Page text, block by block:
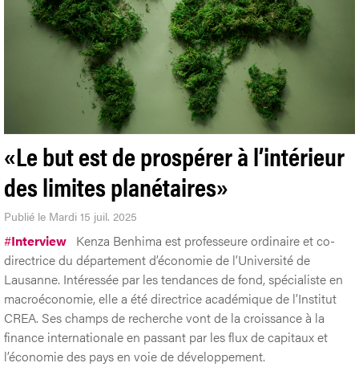
«Le but est de prospérer à l’intérieur
des limites planétaires»
Publié le Mardi 15 juil. 2025
#Interview Kenza Benhima est professeure ordinaire et co-
directrice du département d’économie de l’Université de
Lausanne. Intéressée par les tendances de fond, spécialiste en
macroéconomie, elle a été directrice académique de l’Institut
CREA. Ses champs de recherche vont de la croissance à la
finance internationale en passant par les flux de capitaux et
l’économie des pays en voie de développement.